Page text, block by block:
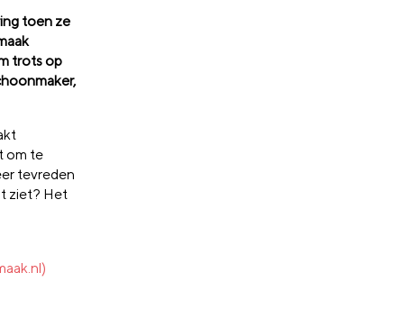
toen ze
trots op
om te
tevreden
ziet? Het